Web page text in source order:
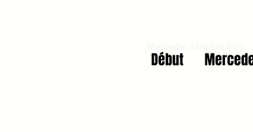
Début